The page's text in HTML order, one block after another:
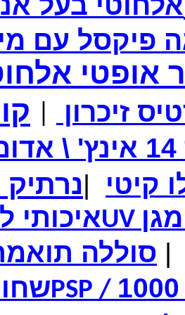
מחיר שוק
המחיר
מתאם שלט PS/PS2 למחשב בחיבור USB
מחיר שוק
המחיר
המחיר כולל
סיגריה אלקטרונית -
אופטי
זיכרון
|נרתיק
UVאיכותי
| סוללה
PSP /